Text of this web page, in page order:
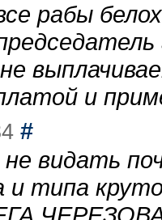
рабы
и
#
видать
и типа